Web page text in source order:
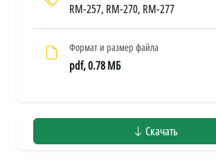
RM-257, RM-270, RM-277
Формат и размер файла
pdf, 0.78 МБ
Скачать